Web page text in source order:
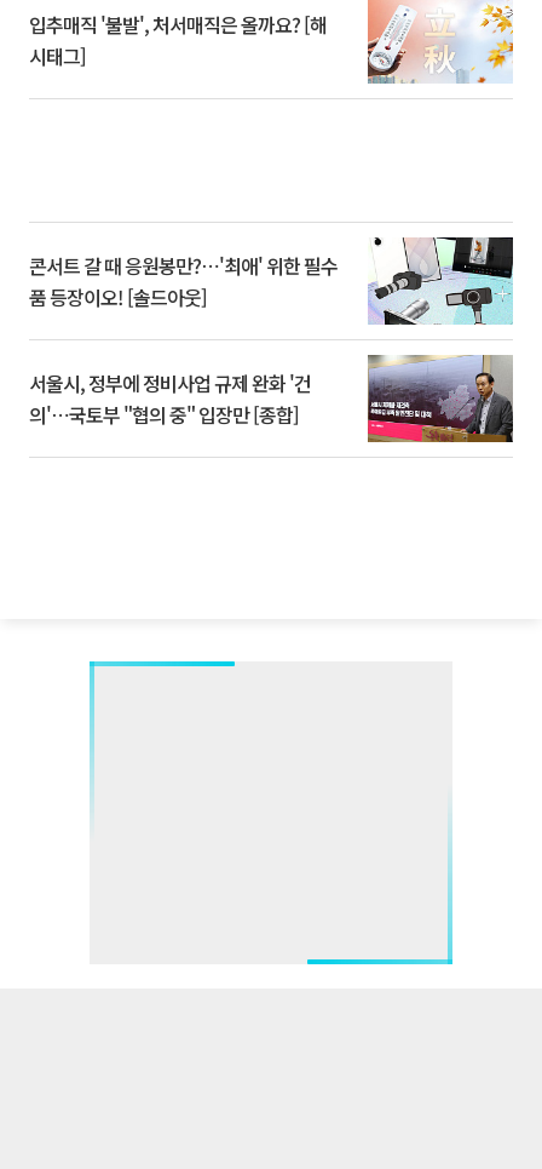
입추매직 '불발', 처서매직은 올까요? [해
시태그]
콘서트 갈 때 응원봉만?⋯'최애' 위한 필수
품 등장이오! [솔드아웃]
서울시, 정부에 정비사업 규제 완화 '건
의'⋯국토부 "협의 중" 입장만 [종합]